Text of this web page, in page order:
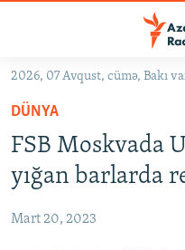
Əsas
qayıt
Əsas
naviqasiyaya
qayıt
KORRUPSIOMETR
#ƏSLINDƏ
FƏRQƏ BAX
2026, 07 Avqust, cümə, Bakı
DÜNYA
FSB Moskvada
yığan barlarda
Mart 20, 2023